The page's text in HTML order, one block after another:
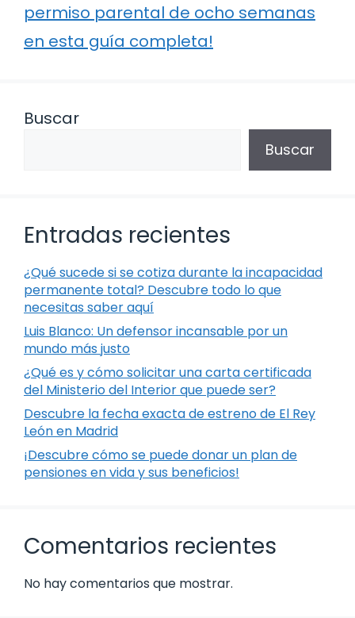
permiso parental de ocho semanas
en esta guía completa!
Buscar
Buscar
Entradas recientes
¿Qué sucede si se cotiza durante la incapacidad
permanente total? Descubre todo lo que
necesitas saber aquí
Luis Blanco: Un defensor incansable por un
mundo más justo
¿Qué es y cómo solicitar una carta certificada
del Ministerio del Interior que puede ser?
Descubre la fecha exacta de estreno de El Rey
León en Madrid
¡Descubre cómo se puede donar un plan de
pensiones en vida y sus beneficios!
Comentarios recientes
No hay comentarios que mostrar.